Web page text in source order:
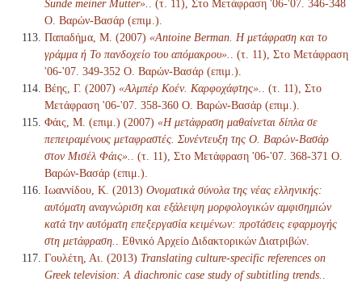
Sünde meiner Mutter».
. (τ. 11), Στο Μετάφραση '06-'07. 346-348
Ο. Βαρών-Βασάρ (επιμ.).
Παπαδήμα, Μ. (2007) «Antoine Berman. Η μετάφραση και το
γράμμα ή Το πανδοχείο του απόμακρου».
. (τ. 11), Στο Μετάφραση
'06-'07. 349-352 Ο. Βαρών-Βασάρ (επιμ.).
Βέης, Γ. (2007) «Αλμπέρ Κοέν. Καρφοχάφτης».
. (τ. 11), Στο
Μετάφραση '06-'07. 358-360 Ο. Βαρών-Βασάρ (επιμ.).
Φάις, Μ. (επιμ.) (2007) «Η μετάφραση μαθαίνεται δίπλα σε
πεπειραμένους μεταφραστές. Συνέντευξη της Ο. Βαρών-Βασάρ
στον Μισέλ Φάις».
. (τ. 11), Στο Μετάφραση '06-'07. 368-371 Ο.
Βαρών-Βασάρ (επιμ.).
Ιωαννίδου, Κ. (2013) Ονοματικά σύνολα της νέας ελληνικής:
αυτόματη αναγνώριση και εξάλειψη μορφολογικών αμφισημιών
κατά την αυτόματη επεξεργασία κειμένων: προτάσεις εφαρμογής
στη μετάφραση.
. Εθνικό Αρχείο Διδακτορικών Διατριβών.
Γουλέτη, Αι. (2013) Translating culture-specific references on
Greek television: A diachronic case study of subtitling trends.